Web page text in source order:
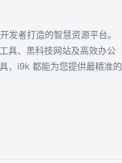
者打造的智慧资源平台。
具、黑科技网站及高效办公
，i9k 都能为您提供最精准的